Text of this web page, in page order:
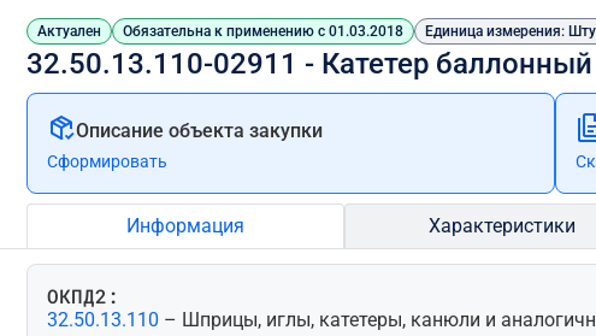
Актуален Обязательна к применению с 01.03.2018 Единица измерения:
32.50.13.110-02911 - Катетер
Описание объекта закупки
Сформировать
Информация Характеристики
ОКПД2:
32.50.13.110 – Шприцы, иглы, катетеры, канюли и